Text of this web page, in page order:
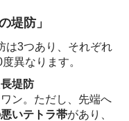
堤防」
は3つあり、それぞれ
異なります。
堤防
ン。ただし、先端へ
いテトラ帯があり、